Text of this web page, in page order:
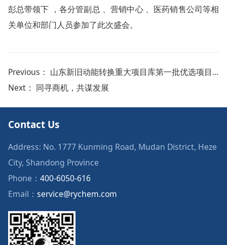
彭总带领下 ，各分管副总 、营销中心 、医药销售公司等相
关单位和部门人员参加了此次盛会。
Previous： 山东新旧动能转换重大项目库第一批优选项目450个（睿鹰第260个）
Next： 同寻商机，共谋发展
Contact Us
Address: No. 1777 Kunming Road, Mudan District, Heze
City, Shandong Province
Phone： 400-6050-616
Email： service@rychem.com